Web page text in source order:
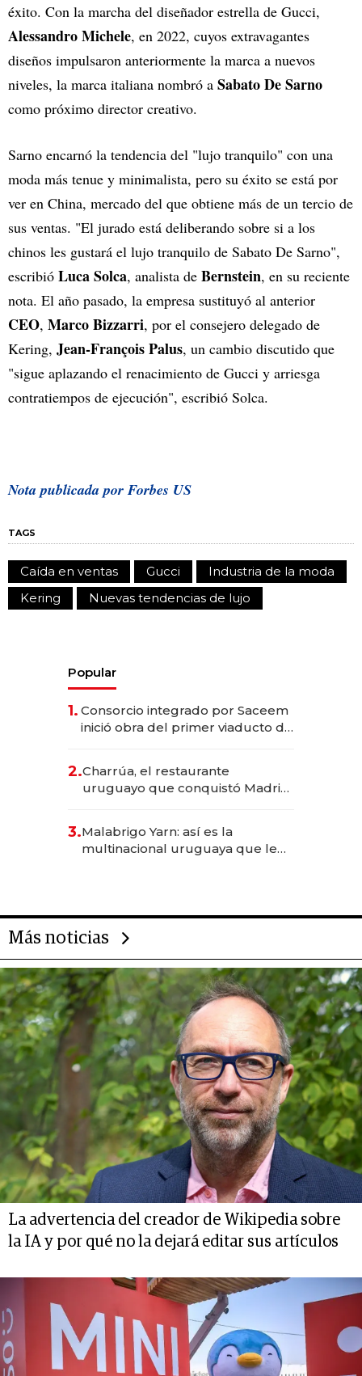
éxito. Con la marcha del diseñador estrella de Gucci,
Alessandro Michele, en 2022, cuyos extravagantes
diseños impulsaron anteriormente la marca a nuevos
niveles, la marca italiana nombró a Sabato DeSarno
como próximo director creativo.
Sarno encarnó la tendencia del "lujo tranquilo" con una
moda más tenue y minimalista, pero su éxito se está por
ver en China, mercado del que obtiene más de un tercio de
sus ventas. "El jurado está deliberando sobre si a los
chinos les gustará el lujo tranquilo de Sabato De Sarno",
escribió Luca Solca, analista de Bernstein, en su reciente
nota. El año pasado, la empresa sustituyó al anterior
CEO, Marco Bizzarri, por el consejero delegado de
Kering, Jean-François Palus, un cambio discutido que
"sigue aplazando el renacimiento de Gucci y arriesga
contratiempos de ejecución", escribió Solca.
Nota publicada por Forbes US
TAGS
Caída en ventas Gucci
Industria de la moda
Kering
Nuevas tendencias de lujo
Popular
1. Consorcio integrado por Saceem
inició obra del primer viaducto de
millones
2.Charrúa, el restaurante
uruguayo que conquistó Madrid:
anticipación y prepara apertura
3.Malabrigo Yarn: así es la
multinacional uruguaya que le
Más noticias
La advertencia del creador de Wikipedia sobre
la IA y por qué no la dejará editar sus artículos